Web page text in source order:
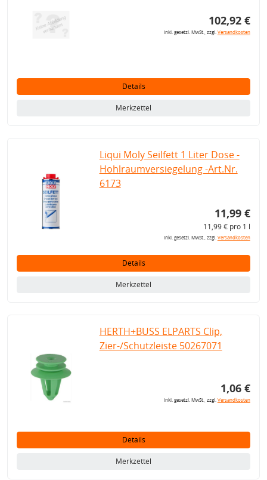
102,92 €
inkl. gesetzl. MwSt., zzgl.Versandkosten
Details
Merkzettel
Liqui Moly Seilfett 1 Liter Dose -
Hohlraumversiegelung -Art.Nr.
6173
11,99 €
11,99 € pro 1 l
inkl. gesetzl. MwSt., zzgl.Versandkosten
Details
Merkzettel
HERTH+BUSS ELPARTS Clip,
Zier-/Schutzleiste 50267071
1,06 €
inkl. gesetzl. MwSt., zzgl.Versandkosten
Details
Merkzettel